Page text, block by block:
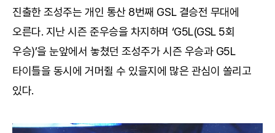
진출한 조성주는 개인 통산 8번째 GSL 결승전 무대에
오른다. 지난 시즌 준우승을 차지하며 ‘G5L(GSL 5회
우승)’을 눈앞에서 놓쳤던 조성주가 시즌 우승과 G5L
타이틀을 동시에 거머쥘 수 있을지에 많은 관심이 쏠리고
있다.